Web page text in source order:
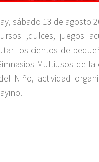
sábado 13 de agosto
,dulces, juegos
los cientos de
Multiusos de
Niño, actividad